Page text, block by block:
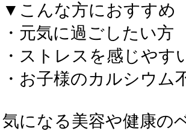
▼こんな方におすすめ
・元気に過ごしたい方
・ストレスを感じやす
・お子様のカルシウム
気になる美容や健康の